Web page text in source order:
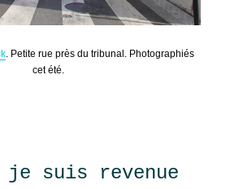
. Petite rue près du tribunal. Photographiés
cet été.
suis revenue